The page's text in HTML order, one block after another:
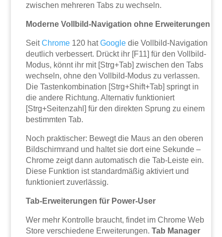
zwischen mehreren Tabs zu wechseln.
Moderne Vollbild-Navigation ohne Erweiterungen
SeitChrome 120 hatGoogle die Vollbild-Navigation
deutlich verbessert. Drückt ihr [F11] für den Vollbild-
Modus, könnt ihr mit [Strg+Tab] zwischen den Tabs
wechseln, ohne den Vollbild-Modus zu verlassen.
Die Tastenkombination [Strg+Shift+Tab] springt in
die andere Richtung. Alternativ funktioniert
[Strg+Seitenzahl] für den direkten Sprung zu einem
bestimmten Tab.
Noch praktischer: Bewegt die Maus an den oberen
Bildschirmrand und haltet sie dort eine Sekunde –
Chrome zeigt dann automatisch die Tab-Leiste ein.
Diese Funktion ist standardmäßig aktiviert und
funktioniert zuverlässig.
Tab-Erweiterungen für Power-User
Wer mehr Kontrolle braucht, findet im Chrome Web
Store verschiedene Erweiterungen.Tab Manager